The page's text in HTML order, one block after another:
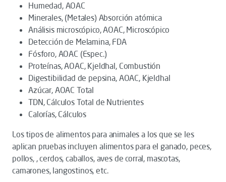
Humedad, AOAC
Minerales, (Metales) Absorción atómica
Análisis microscópico, AOAC, Microscópico
Detección de Melamina, FDA
Fósforo, AOAC (Espec.)
Proteínas, AOAC, Kjeldhal, Combustión
Digestibilidad de pepsina, AOAC, Kjeldhal
Azúcar, AOAC Total
TDN, Cálculos Total de Nutrientes
Calorías, Cálculos
Los tipos de alimentos para animales a los que se les
aplican pruebas incluyen alimentos para el ganado, peces,
pollos, , cerdos, caballos, aves de corral, mascotas,
camarones, langostinos, etc.